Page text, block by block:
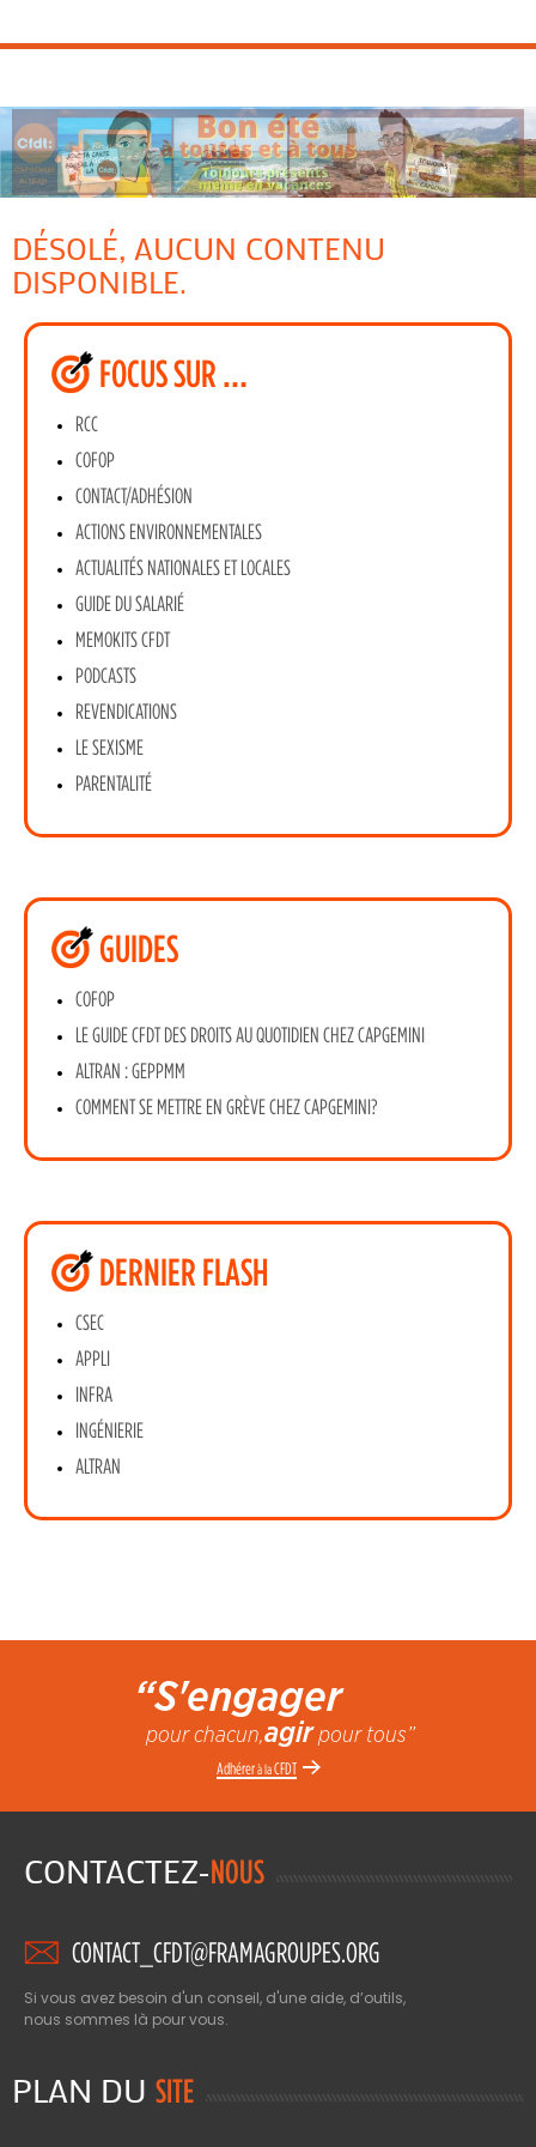
DÉSOLÉ, AUCUN CONTENU
DISPONIBLE.
FOCUS SUR …
RCC
COFOP
CONTACT/ADHÉSION
ACTIONS ENVIRONNEMENTALES
ACTUALITÉS NATIONALES ET LOCALES
GUIDE DU SALARIÉ
MEMOKITS CFDT
PODCASTS
REVENDICATIONS
LE SEXISME
PARENTALITÉ
GUIDES
COFOP
LE GUIDE CFDT DES DROITS AU QUOTIDIEN CHEZ CAPGEMINI
ALTRAN : GEPPMM
COMMENT SE METTRE EN GRÈVE CHEZ CAPGEMINI?
DERNIER FLASH
CSEC
APPLI
INFRA
INGÉNIERIE
ALTRAN
“S'engager
pour chacun,agirpour tous”
Adhérerà laCFDT
CONTACTEZ-NOUS
CONTACT_CFDT@FRAMAGROUPES.ORG
Si vous avez besoin d'un conseil, d'une aide, d’outils,
nous sommes là pour vous.
PLAN DU SITE